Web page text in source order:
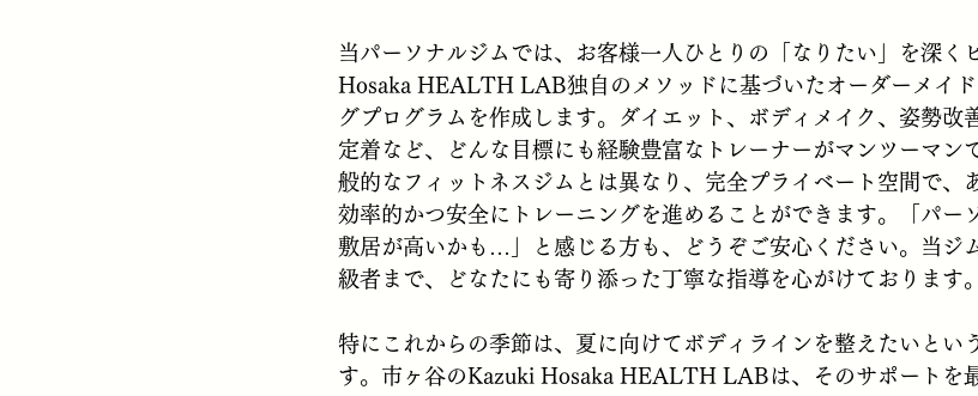
当パーソナルジムでは、お客様一人ひとりの「なりたい」を深く
Hosaka HEALTH LAB独自のメソッドに基づいたオーダーメイ
グプログラムを作成します。ダイエット、ボディメイク、姿勢改
定着など、どんな目標にも経験豊富なトレーナーがマンツーマン
般的なフィットネスジムとは異なり、完全プライベート空間で、
効率的かつ安全にトレーニングを進めることができます。「パー
敷居が高いかも…」と感じる方も、どうぞご安心ください。当ジ
級者まで、どなたにも寄り添った丁寧な指導を心がけております。
特にこれからの季節は、夏に向けてボディラインを整えたいとい
す。市ヶ谷のKazuki Hosaka HEALTH LABは、そのサポートを